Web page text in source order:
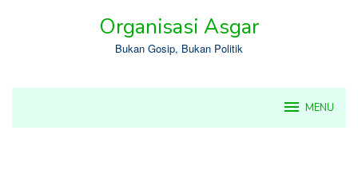
Organisasi Asgar
Bukan Gosip, Bukan Politik
MENU